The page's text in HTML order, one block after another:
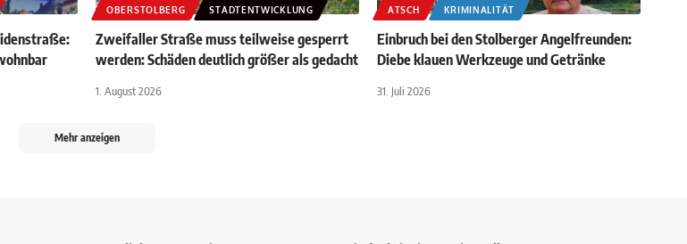
OBERSTOLBERG STADTENTWICKLUNG
Zweifaller Straße muss teilweise gesperrt
werden: Schäden deutlich größer als gedacht
1. August 2026
ATSCH KRIMINALITÄT
Einbruch bei den Stolberger Angelfreunden:
Diebe klauen Werkzeuge und Getränke
31. Juli 2026
Mehr anzeigen